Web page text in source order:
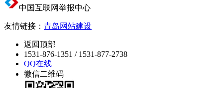
中国互联网举报中心
友情链接： 青岛网站建设
返回顶部
1531-876-1351 / 1531-877-2738
QQ在线
微信二维码